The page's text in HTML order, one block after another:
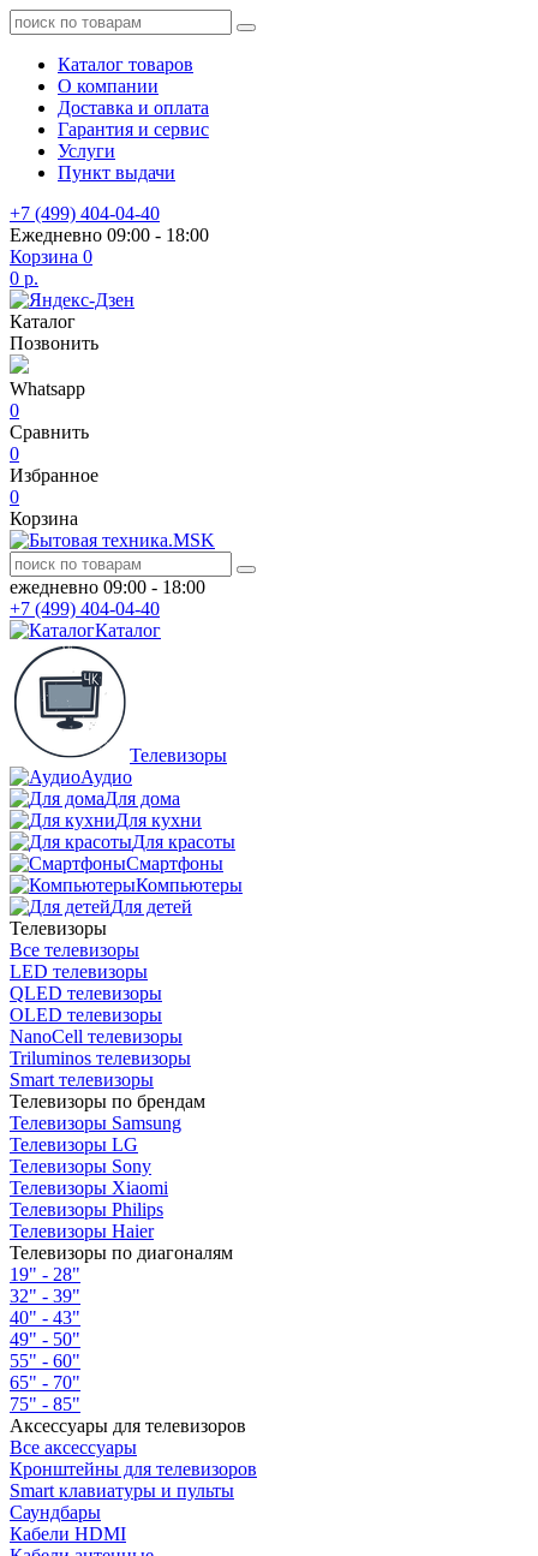
Каталог товаров
О компании
Доставка и оплата
Гарантия и сервис
Услуги
Пункт выдачи
+7 (499) 404-04-40
Ежедневно 09:00 - 18:00
Корзина 0
0 р.
Каталог
Позвонить
Whatsapp
0
Сравнить
0
Избранное
0
Корзина
ежедневно 09:00 - 18:00
+7 (499) 404-04-40
Каталог
Телевизоры
Аудио
Для дома
Для кухни
Для красоты
Смартфоны
Компьютеры
Для детей
Телевизоры
Все телевизоры
LED телевизоры
QLED телевизоры
OLED телевизоры
NanoCell телевизоры
Triluminos телевизоры
Smart телевизоры
Телевизоры по брендам
Телевизоры Samsung
Телевизоры LG
Телевизоры Sony
Телевизоры Xiaomi
Телевизоры Philips
Телевизоры Haier
Телевизоры по диагоналям
19" - 28"
32" - 39"
40" - 43"
49" - 50"
55" - 60"
65" - 70"
75" - 85"
Аксессуары для телевизоров
Все аксессуары
Кронштейны для телевизоров
Smart клавиатуры и пульты
Саундбары
Кабели HDMI